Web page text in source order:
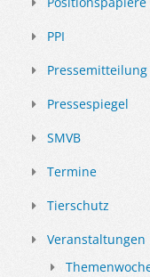
PPI
Pressemitteilung
Pressespiegel
SMVB
Termine
Tierschutz
Veranstaltungen